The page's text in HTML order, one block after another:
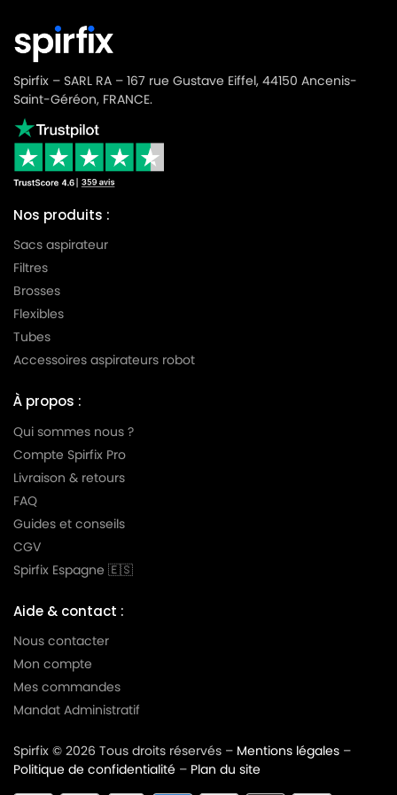
Spirfix – SARL RA – 167 rue Gustave Eiffel, 44150 Ancenis-
Saint-Géréon, FRANCE.
Nos produits :
Sacs aspirateur
Filtres
Brosses
Flexibles
Tubes
Accessoires aspirateurs robot
À propos :
Qui sommes nous ?
Compte Spirfix Pro
Livraison & retours
FAQ
Guides et conseils
CGV
Spirfix Espagne 🇪🇸
Aide & contact :
Nous contacter
Mon compte
Mes commandes
Mandat Administratif
Spirfix © 2026 Tous droits réservés – Mentions légales –
Politique de confidentialité – Plan du site